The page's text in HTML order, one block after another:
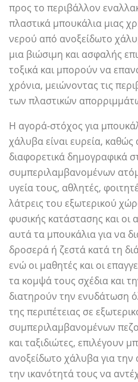
προς το περιβάλλον
πλαστικά μπουκάλια μιας
νερού από ανοξείδωτο
μια βιώσιμη και ασφαλής
τοξικά και μπορούν να
χρόνια, μειώνοντας τις
των πλαστικών
Η αγορά-στόχος για
χάλυβα είναι ευρεία,
διαφορετικά δημογραφικά
συμπεριλαμβανομένων
υγεία τους, αθλητές,
λάτρεις του εξωτερικού
φυσικής κατάστασης και οι
αυτά τα μπουκάλια για να
δροσερά ή ζεστά κατά τη
ενώ οι μαθητές και οι
τα κομψά τους σχέδια και
διατηρούν την ενυδάτωση
της περιπέτειας σε
συμπεριλαμβανομένων
και ταξιδιώτες, επιλέγουν
ανοξείδωτο χάλυβα για την
την ικανότητά τους να